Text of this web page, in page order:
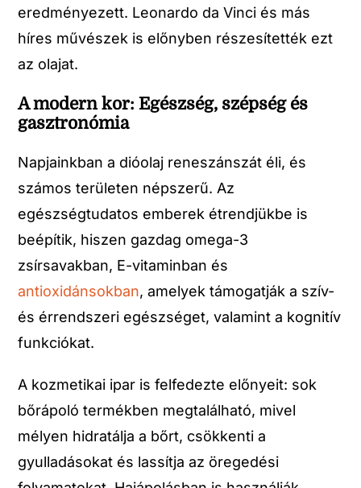
eredményezett. Leonardo da Vinci és más
híres művészek is előnyben részesítették ezt
az olajat.
A modern kor: Egészség, szépség és
gasztronómia
Napjainkban a dióolaj reneszánszát éli, és
számos területen népszerű. Az
egészségtudatos emberek étrendjükbe is
beépítik, hiszen gazdag omega-3
zsírsavakban, E-vitaminban és
antioxidánsokban, amelyek támogatják a szív-
és érrendszeri egészséget, valamint a kognitív
funkciókat.
A kozmetikai ipar is felfedezte előnyeit: sok
bőrápoló termékben megtalálható, mivel
mélyen hidratálja a bőrt, csökkenti a
gyulladásokat és lassítja az öregedési